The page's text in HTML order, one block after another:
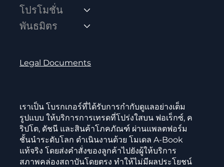
โปรโมชั่น
พันธมิตร
Legal Documents
เราเป็น โบรกเกอร์ที่ได้รับการกำกับดูแลอย่างเต็ม
รูปแบบ ให้บริการการเทรดที่โปร่งใสบน ฟอเร็กซ์, ค
ริปโต, ดัชนี และสินค้าโภคภัณฑ์ ผ่านแพลตฟอร์ม
ชั้นนำระดับโลก ดำเนินงานด้วย โมเดล A-Book
แท้จริง โดยส่งคำสั่งของลูกค้าไปยังผู้ให้บริการ
สภาพคล่องสถาบันโดยตรง ทำให้ไม่มีผลประโยชน์